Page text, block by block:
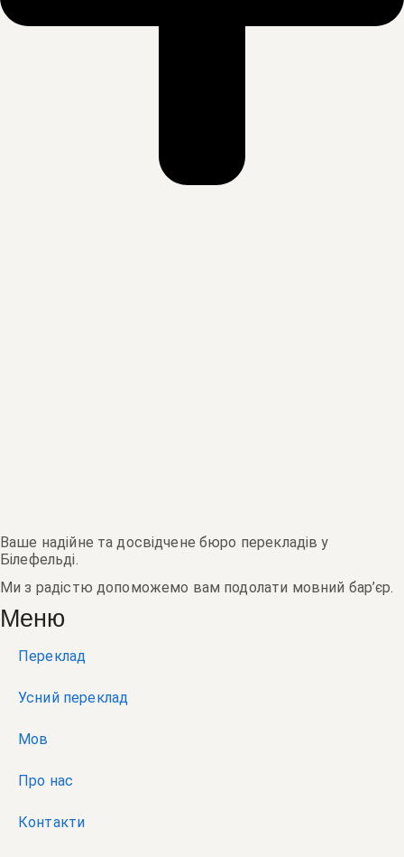
Ваше надійне та досвідчене бюро перекладів у
Білефельді.
Ми з радістю допоможемо вам подолати мовний бар’єр.
Меню
Переклад
Усний переклад
Мов
Про нас
Контакти